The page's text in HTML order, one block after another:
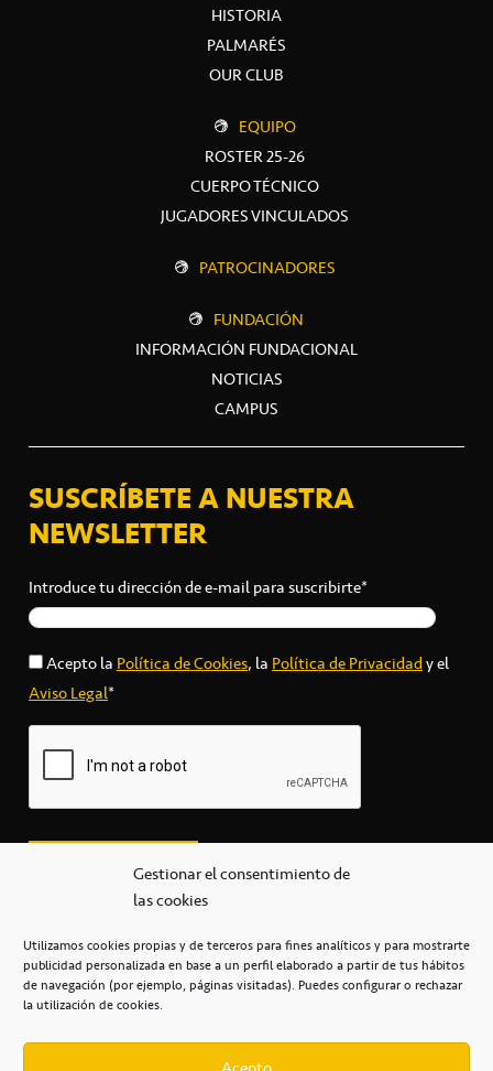
Gestionar el consentimiento de
las cookies
Utilizamos cookies propias y de terceros para fines analíticos y para mostrarte
publicidad personalizada en base a un perfil elaborado a partir de tus hábitos
de navegación (por ejemplo, páginas visitadas). Puedes configurar o rechazar
la utilización de cookies.
HISTORIA
PALMARÉS
OUR CLUB
EQUIPO
ROSTER 25-26
CUERPO TÉCNICO
JUGADORES VINCULADOS
PATROCINADORES
FUNDACIÓN
INFORMACIÓN FUNDACIONAL
NOTICIAS
CAMPUS
SUSCRÍBETE A NUESTRA
NEWSLETTER
Introduce tu dirección de e-mail para suscribirte*
Acepto laPolítica de Cookies, laPolítica de Privacidady el
Aviso Legal*
secretaria@cbcanarias.es
+34 922 253 684
Casa del Deporte / 38108 – La Laguna